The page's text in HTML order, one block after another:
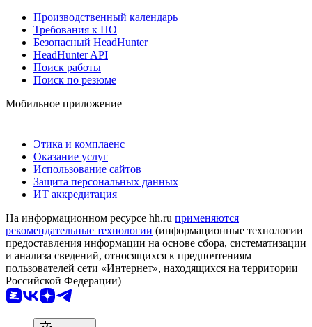
Производственный календарь
Требования к ПО
Безопасный HeadHunter
HeadHunter API
Поиск работы
Поиск по резюме
Мобильное приложение
Этика и комплаенс
Оказание услуг
Использование сайтов
Защита персональных данных
ИТ аккредитация
На информационном ресурсе hh.ru применяются
рекомендательные технологии (информационные технологии
предоставления информации на основе сбора, систематизации
и анализа сведений, относящихся к предпочтениям
пользователей сети «Интернет», находящихся на территории
Российской Федерации)